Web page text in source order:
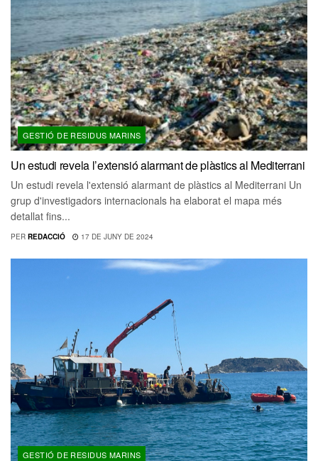
GESTIÓ DE RESIDUS MARINS
Un estudi revela l’extensió alarmant de plàstics al Mediterrani
Un estudi revela l'extensió alarmant de plàstics al Mediterrani Un
grup d'investigadors internacionals ha elaborat el mapa més
detallat fins...
PER REDACCIÓ 17 DE JUNY DE 2024
GESTIÓ DE RESIDUS MARINS